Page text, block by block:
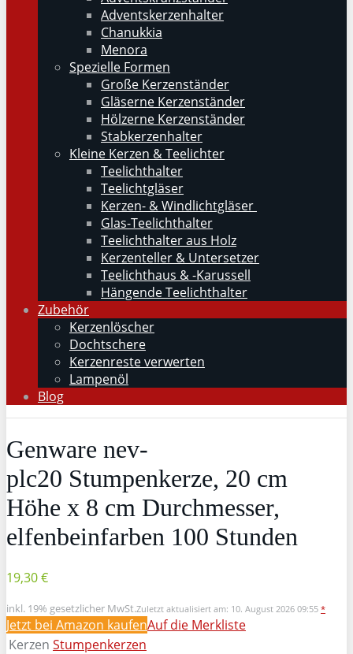
Adventskerzenhalter
Chanukkia
Menora
Spezielle Formen
Große Kerzenständer
Gläserne Kerzenständer
Hölzerne Kerzenständer
Stabkerzenhalter
Kleine Kerzen & Teelichter
Teelichthalter
Teelichtgläser
Kerzen- & Windlichtgläser
Glas-Teelichthalter
Teelichthalter aus Holz
Kerzenteller & Untersetzer
Teelichthaus & -Karussell
Hängende Teelichthalter
Zubehör
Kerzenlöscher
Dochtschere
Kerzenreste verwerten
Lampenöl
Blog
Genware nev-
plc20 Stumpenkerze, 20 cm
Höhe x 8 cm Durchmesser,
elfenbeinfarben 100 Stunden
19,30 €
inkl. 19% gesetzlicher MwSt.Zuletzt aktualisiert am: 10. August 2026 09:55 *
Jetzt bei Amazon kaufenAuf die Merkliste
Kerzen Stumpenkerzen